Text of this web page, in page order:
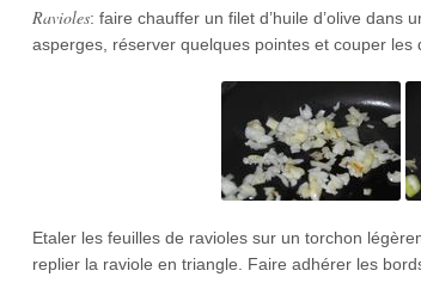
Ravioles: faire chauffer un filet d’huile d’olive
asperges, réserver quelques pointes et couper les
Etaler les feuilles de ravioles sur un torchon
replier la raviole en triangle. Faire adhérer les